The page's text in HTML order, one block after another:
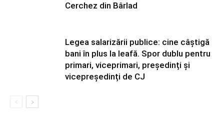
Cerchez din Bârlad
Legea salarizării publice: cine câștigă
bani în plus la leafă. Spor dublu pentru
primari, viceprimari, președinți și
vicepreședinți de CJ